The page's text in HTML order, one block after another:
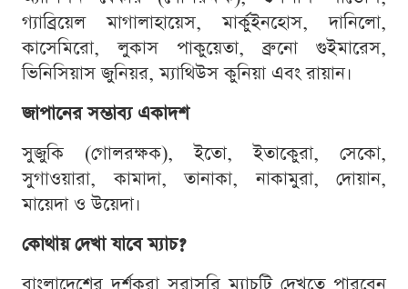
গ্যাব্রিয়েল মাগালাহায়েস, মার্কুইনহোস, দানিলো,
কাসেমিরো, লুকাস পাকুয়েতা, ব্রুনো গুইমারেস,
ভিনিসিয়াস জুনিয়র, ম্যাথিউস কুনিয়া এবং রায়ান।
জাপানের সম্ভাব্য একাদশ
সুজুকি (গোলরক্ষক), ইতো, ইতাকেুরা, সেকো,
সুগাওয়ারা, কামাদা, তানাকা, নাকামুরা, দোয়ান,
মায়েদা ও উয়েদা।
কোথায় দেখা যাবে ম্যাচ?